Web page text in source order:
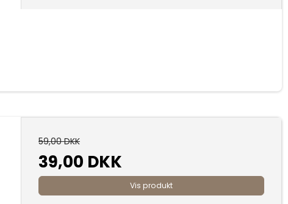
59,00 DKK
39,00 DKK
Vis produkt